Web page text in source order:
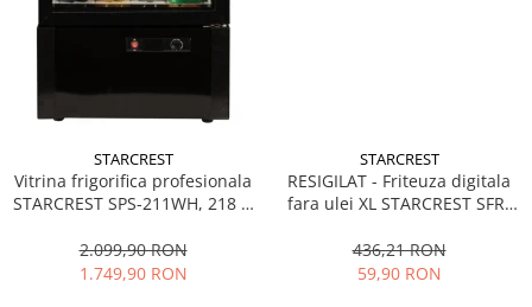
STARCREST
Vitrina frigorifica profesionala
STARCREST SPS-211WH, 218 L,
LED, H 141 cm, Negru
2.099,90 RON
1.749,90 RON
STARCREST
RESIGILAT - Friteuza digitala
fara ulei XL STARCREST SFR-
Termostat 80 - 200 °C, 8
programe predefinite, Negru
436,21 RON
59,90 RON